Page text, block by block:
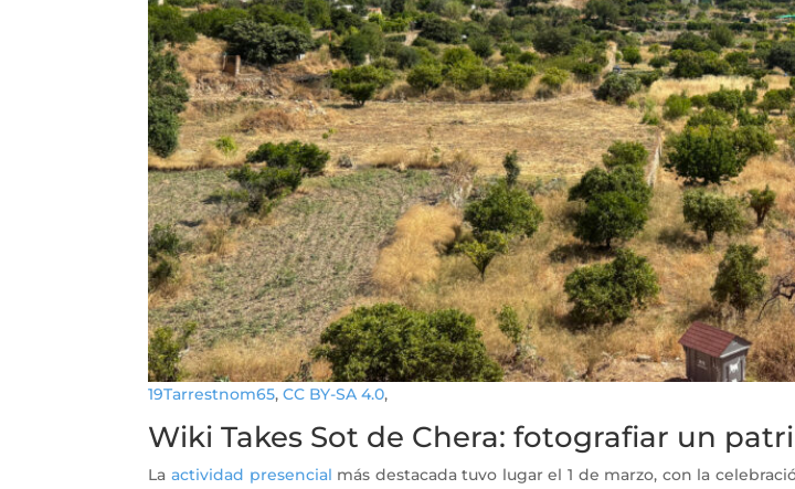
19Tarrestnom65,CC BY-SA 4.0,
Wiki Takes Sot de Chera: fotografiar un
La actividad presencial más destacada tuvo lugar el 1 de marzo, con la